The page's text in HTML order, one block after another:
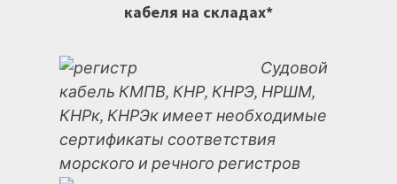
кабеля на складах*
Судовой
кабель КМПВ, КНР, КНРЭ, НРШМ,
КНРк, КНРЭк имеет необходимые
сертификаты соответствия
морского и речного регистров